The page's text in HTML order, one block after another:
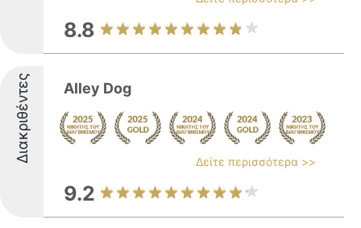
8.8
Διακριθέντες Alley Dog
Δείτε περισσότερα >>
9.2